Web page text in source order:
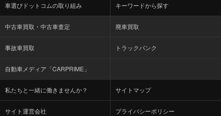
車選びドットコムの取り組み キーワードから探す
中古車買取・中古車査定 廃車買取
事故車買取 トラックバンク
自動車メディア「CARPRIME」
私たちと一緒に働きませんか？ サイトマップ
サイト運営会社 プライバシーポリシー